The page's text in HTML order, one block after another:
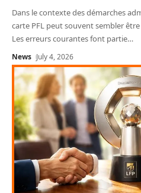
Dans le contexte des démarches
carte PFL peut souvent sembler
Les erreurs courantes font partie…
News July 4, 2026